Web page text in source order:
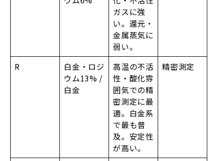
ガスに強
い。還元・
金属蒸気に
弱い。
R
白金・ロジ
ウム13% /
白金
高温の不活
性・酸化雰
囲気での精
密測定に最
適。白金系
で最も普
及。安定性
が高い。
精密測定